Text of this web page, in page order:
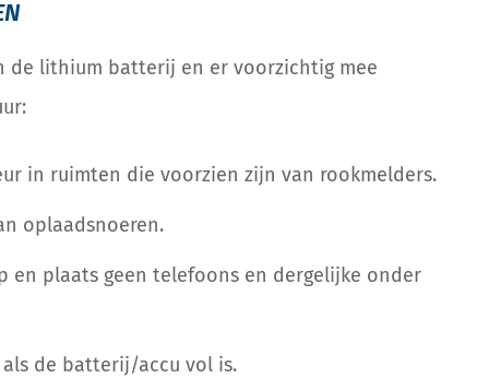
de lithium batterij en er voorzichtig mee
in ruimten die voorzien zijn van rookmelders.
oplaadsnoeren.
plaats geen telefoons en dergelijke onder
de batterij/accu vol is.